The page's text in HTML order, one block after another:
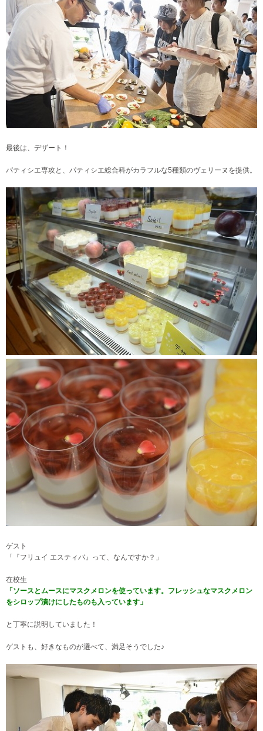
最後は、デザート！
パティシエ専攻と、パティシエ総合科がカラフルな5種類のヴェリーヌを提供。
ゲスト
「『フリュイ エスティバ』って、なんですか？」
在校生
「ソースとムースにマスクメロンを使っています。フレッシュなマスクメロン
をシロップ漬けにしたものも入っています」
と丁寧に説明していました！
ゲストも、好きなものが選べて、満足そうでした♪